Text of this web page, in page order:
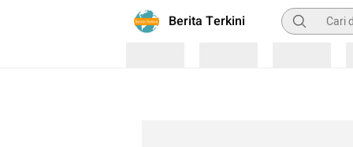
Berita Terkini Pencarian